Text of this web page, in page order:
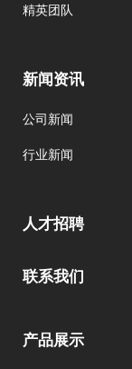
精英团队
新闻资讯
公司新闻
行业新闻
人才招聘
联系我们
产品展示